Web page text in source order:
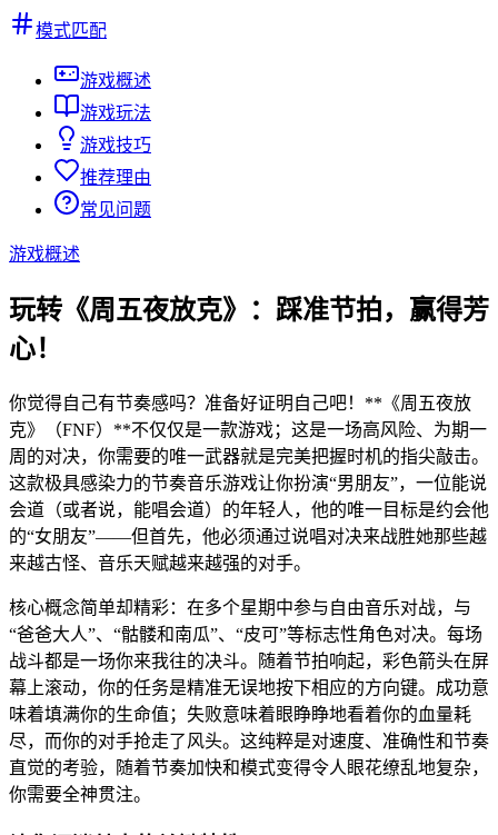
模式匹配
游戏概述
游戏玩法
游戏技巧
推荐理由
常见问题
游戏概述
玩转《周五夜放克》：踩准节拍，赢得芳
心！
你觉得自己有节奏感吗？准备好证明自己吧！**《周五夜放
克》（FNF）**不仅仅是一款游戏；这是一场高风险、为期一
周的对决，你需要的唯一武器就是完美把握时机的指尖敲击。
这款极具感染力的节奏音乐游戏让你扮演“男朋友”，一位能说
会道（或者说，能唱会道）的年轻人，他的唯一目标是约会他
的“女朋友”——但首先，他必须通过说唱对决来战胜她那些越
来越古怪、音乐天赋越来越强的对手。
核心概念简单却精彩：在多个星期中参与自由音乐对战，与
“爸爸大人”、“骷髅和南瓜”、“皮可”等标志性角色对决。每场
战斗都是一场你来我往的决斗。随着节拍响起，彩色箭头在屏
幕上滚动，你的任务是精准无误地按下相应的方向键。成功意
味着填满你的生命值；失败意味着眼睁睁地看着你的血量耗
尽，而你的对手抢走了风头。这纯粹是对速度、准确性和节奏
直觉的考验，随着节奏加快和模式变得令人眼花缭乱地复杂，
你需要全神贯注。